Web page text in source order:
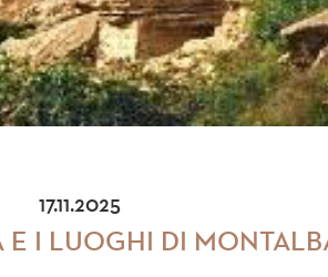
17.11.2025
E I LUOGHI DI